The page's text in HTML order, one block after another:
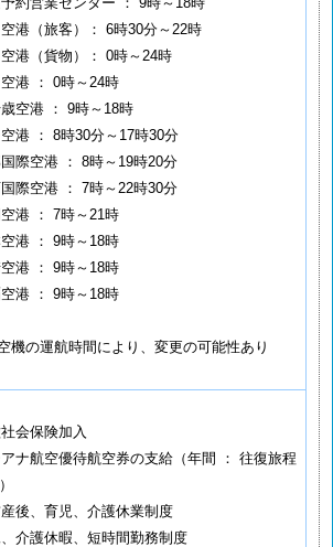
港（旅客）： 6時30分～22時
港（貨物）： 0時～24時
港 ： 0時～24時
空港 ： 9時～18時
港 ： 8時30分～17時30分
際空港 ： 8時～19時20分
際空港 ： 7時～22時30分
港 ： 7時～21時
港 ： 9時～18時
港 ： 9時～18時
港 ： 9時～18時
機の運航時間により、変更の可能性あり
会保険加入
ナ航空優待航空券の支給（年間 ： 往復旅程
後、育児、介護休業制度
介護休暇、短時間勤務制度